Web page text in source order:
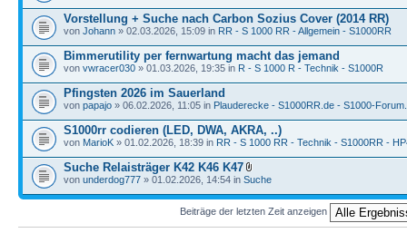
Vorstellung + Suche nach Carbon Sozius Cover (2014 RR)
von Johann » 02.03.2026, 15:09 in RR - S 1000 RR - Allgemein - S1000RR
Bimmerutility per fernwartung macht das jemand
von vwracer030 » 01.03.2026, 19:35 in R - S 1000 R - Technik - S1000R
Pfingsten 2026 im Sauerland
von papajo » 06.02.2026, 11:05 in Plauderecke - S1000RR.de - S1000-
S1000rr codieren (LED, DWA, AKRA, ..)
von MarioK » 01.02.2026, 18:39 in RR - S 1000 RR - Technik - S1000RR -
Suche Relaisträger K42 K46 K47
von underdog777 » 01.02.2026, 14:54 in Suche
Beiträge der letzten Zeit anzeigen